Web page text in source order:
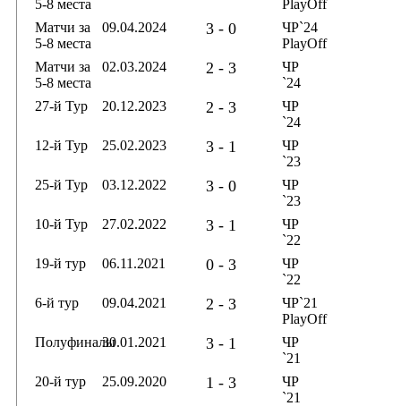
5-8 места
PlayOff
Матчи за
5-8 места
09.04.2024 3 - 0
ЧР`24
PlayOff
Матчи за
5-8 места
02.03.2024 2 - 3
ЧР
`24
27-й Тур
20.12.2023 2 - 3
ЧР
`24
12-й Тур
25.02.2023 3 - 1
ЧР
`23
25-й Тур
03.12.2022 3 - 0
ЧР
`23
10-й Тур
27.02.2022 3 - 1
ЧР
`22
19-й тур
06.11.2021 0 - 3
ЧР
`22
6-й тур
09.04.2021 2 - 3
ЧР`21
PlayOff
Полуфиналы30.01.2021 3 - 1
ЧР
`21
20-й тур
25.09.2020 1 - 3
ЧР
`21